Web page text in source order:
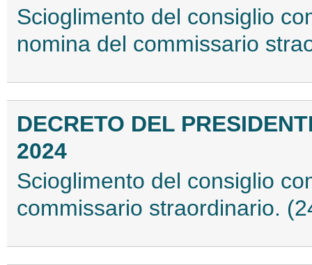
Scioglimento del consiglio
nomina del commissario
DECRETO DEL
2024
Scioglimento del consiglio
commissario straordinario.